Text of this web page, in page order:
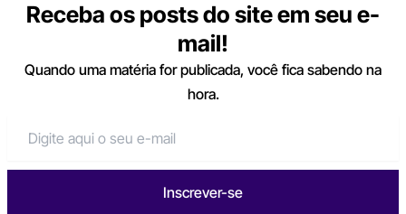
Receba os posts do site em seu e-
mail!
Quando uma matéria for publicada, você fica sabendo na
hora.
Inscrever-se